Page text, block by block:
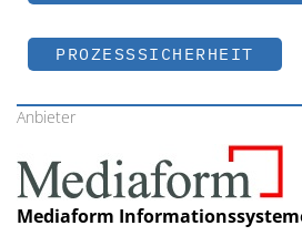
PROZESSSICHERHEIT
Anbieter
Mediaform